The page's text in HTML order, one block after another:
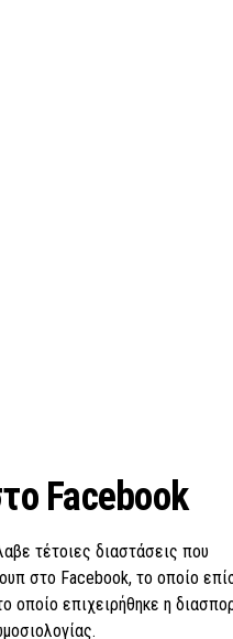
Facebook
τέτοιες διαστάσεις που
στο Facebook, το οποίο
οποίο επιχειρήθηκε η